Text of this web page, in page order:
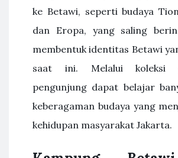
ke Betawi, seperti budaya
dan Eropa, yang saling
membentuk identitas Betawi
saat ini. Melalui koleksi
pengunjung dapat belajar
keberagaman budaya yang
kehidupan masyarakat Jakarta.